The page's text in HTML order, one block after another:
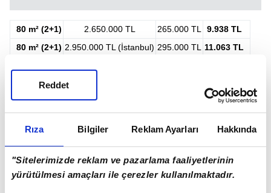
Rıza Bilgiler Reklam Ayarları Hakkında
"Sitelerimizde reklam ve pazarlama faaliyetlerinin
yürütülmesi amaçları ile çerezler kullanılmaktadır.
Reddet
80 m² (2+1) 2.650.000 TL 265.000 TL
9.938 TL
80 m² (2+1) 2.950.000 TL (İstanbul) 295.000 TL 11.063 TL